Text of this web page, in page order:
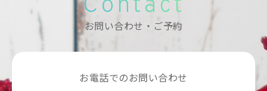
お問い合わせ・ご予約
お電話でのお問い合わせ